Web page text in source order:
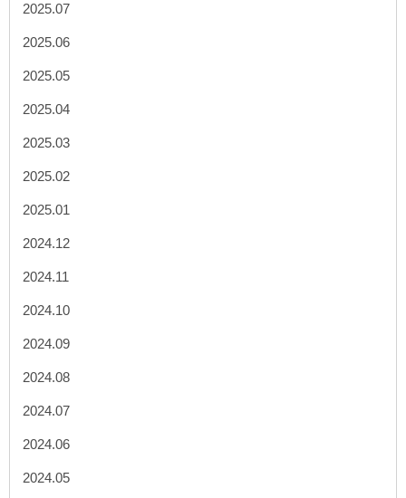
2025.07
2025.06
2025.05
2025.04
2025.03
2025.02
2025.01
2024.12
2024.11
2024.10
2024.09
2024.08
2024.07
2024.06
2024.05